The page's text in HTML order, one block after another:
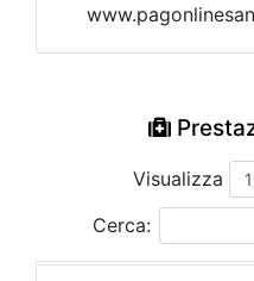
Visualizza
Cerca: